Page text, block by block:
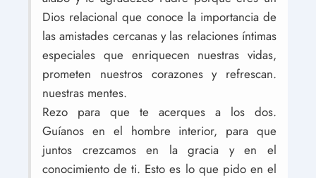
Dios relacional que conoce la importancia de
las amistades cercanas y las relaciones íntimas
especiales que enriquecen nuestras vidas,
prometen nuestros corazones y refrescan.
nuestras mentes.
Rezo para que te acerques a los dos.
Guíanos en el hombre interior, para que
juntos crezcamos en la gracia y en el
conocimiento de ti. Esto es lo que pido en el